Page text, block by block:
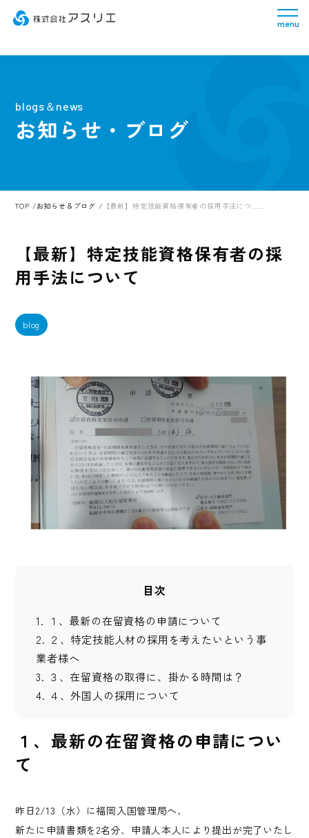
menu
blogs＆news
お知らせ・ブログ
TOP お知らせ＆ブログ 【最新】特定技能資格保有者の採用手法につ……
【最新】特定技能資格保有者の採
用手法について
blog
目次
1. １、最新の在留資格の申請について
2. ２、特定技能人材の採用を考えたいという事
業者様へ
3. ３、在留資格の取得に、掛かる時間は？
4. ４、外国人の採用について
１、最新の在留資格の申請につい
て
昨日2/13（水）に福岡入国管理局へ、
新たに申請書類を2名分、申請人本人により提出が完了いたし